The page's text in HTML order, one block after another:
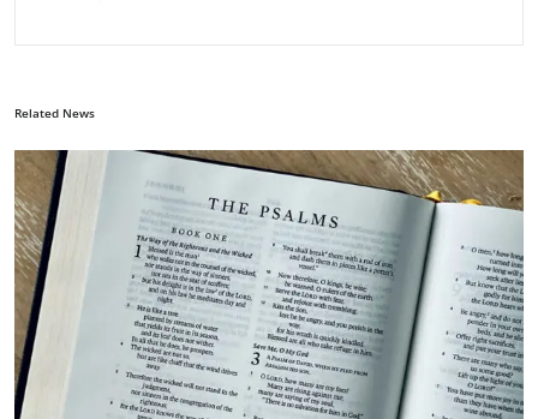
Related News